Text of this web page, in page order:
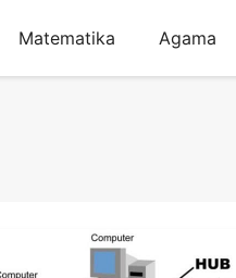
Matematika Agama